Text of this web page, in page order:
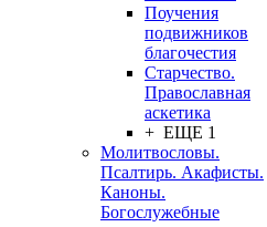
Поучения
подвижников
благочестия
Старчество.
Православная
аскетика
+ ЕЩЕ 1
Молитвословы.
Псалтирь. Акафисты.
Каноны.
Богослужебные